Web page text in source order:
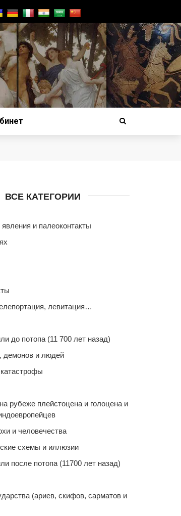
ВСЕ КАТЕГОРИИ
и палеоконтакты
левитация…
до потопа (11 700 лет назад)
демонов и людей
рубеже плейстоцена и голоцена и
и человечества
схемы и иллюзии
после потопа (11700 лет назад)
(ариев, скифов, сарматов и